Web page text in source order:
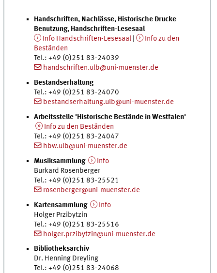
Handschriften, Nachlässe, Historische Drucke
Benutzung, Handschriften-Lesesaal
Info Handschriften-Lesesaal
Info zu den
Beständen
Tel.: +49 (0)251 83-24039
handschriften.ulb@uni-muenster.de
Bestandserhaltung
Tel.: +49 (0)251 83-24070
bestandserhaltung.ulb@uni-muenster.de
Arbeitsstelle 'Historische Bestände in Westfalen'
Info zu den Beständen
Tel.: +49 (0)251 83-24047
hbw.ulb@uni-muenster.de
Musiksammlung
Info
Burkard Rosenberger
Tel.: +49 (0)251 83-25521
rosenberger@uni-muenster.de
Kartensammlung
Info
Holger Przibytzin
Tel.: +49 (0)251 83-25516
holger.przibytzin@uni-muenster.de
Bibliotheksarchiv
Dr. Henning Dreyling
Tel.: +49 (0)251 83-24068